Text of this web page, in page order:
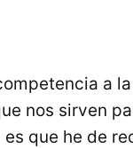
a
nos sirven
que he de